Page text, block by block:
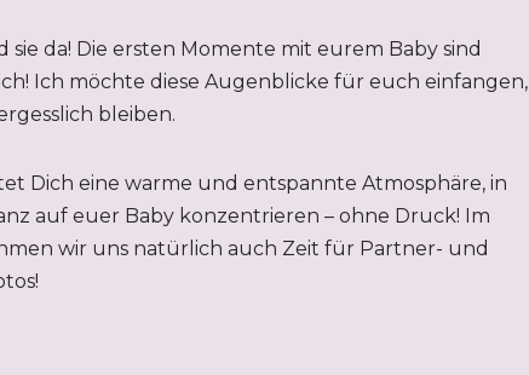
sie da! Die ersten Momente mit eurem Baby sind
Ich möchte diese Augenblicke für euch einfangen,
bleiben.
Dich eine warme und entspannte Atmosphäre, in
auf euer Baby konzentrieren – ohne Druck! Im
wir uns natürlich auch Zeit für Partner- und